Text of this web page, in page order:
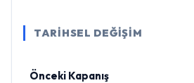
TARİHSEL DEĞİŞİM
Önceki Kapanış